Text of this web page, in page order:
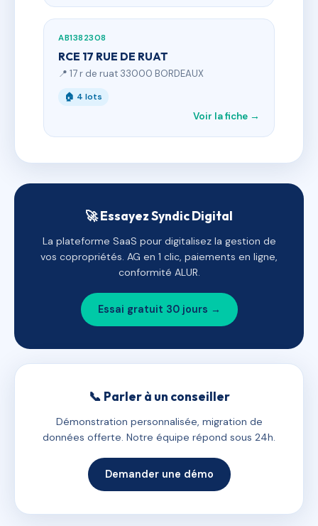
AB1382308
RCE 17 RUE DE RUAT
📍 17 r de ruat 33000 BORDEAUX
🏠 4 lots
Voir la fiche →
🚀 Essayez Syndic Digital
La plateforme SaaS pour digitalisez la gestion de
vos copropriétés. AG en 1 clic, paiements en ligne,
conformité ALUR.
Essai gratuit 30 jours →
📞 Parler à un conseiller
Démonstration personnalisée, migration de
données offerte. Notre équipe répond sous 24h.
Demander une démo